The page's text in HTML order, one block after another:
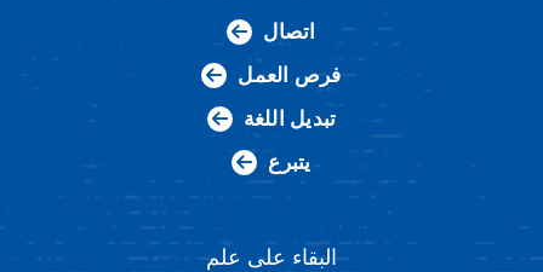
اتصال
فرص العمل
تبديل اللغة
يتبرع
البقاء على علم